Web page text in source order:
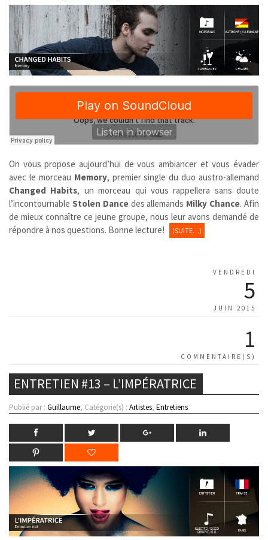
On vous propose aujourd’hui de vous ambiancer et vous évader
avec le morceau Memory, premier single du duo austro-allemand
Changed Habits, un morceau qui vous rappellera sans doute
l’incontournable Stolen Dancedes allemands Milky Chance. Afin
de mieux connaître ce jeune groupe, nous leur avons demandé de
répondre à nos questions. Bonne lecture!
(SUITE…)
VENDREDI
5
JUIN 2015
1
COMMENTAIRE(S)
ENTRETIEN #13 – L’IMPÉRATRICE
Publié par : Guillaume, Catégorie(s) : Artistes, Entretiens